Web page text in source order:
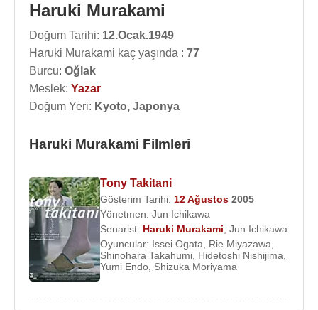
Haruki Murakami
Doğum Tarihi: 12.Ocak.1949
Haruki Murakami kaç yaşında : 77
Burcu: Oğlak
Meslek: Yazar
Doğum Yeri: Kyoto, Japonya
Haruki Murakami Filmleri
Tony Takitani
Gösterim Tarihi: 12 Ağustos 2005
Yönetmen: Jun Ichikawa
Senarist: Haruki Murakami Jun Ichikawa
Oyuncular: Issei Ogata Rie Miyazawa
Shinohara Takahumi Hidetoshi Nishijima
Yumi Endo Shizuka Moriyama